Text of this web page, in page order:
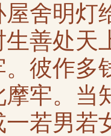
舍明灯
善处天
。彼作多
摩牢。当
若男若